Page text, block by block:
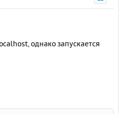
однако запускается